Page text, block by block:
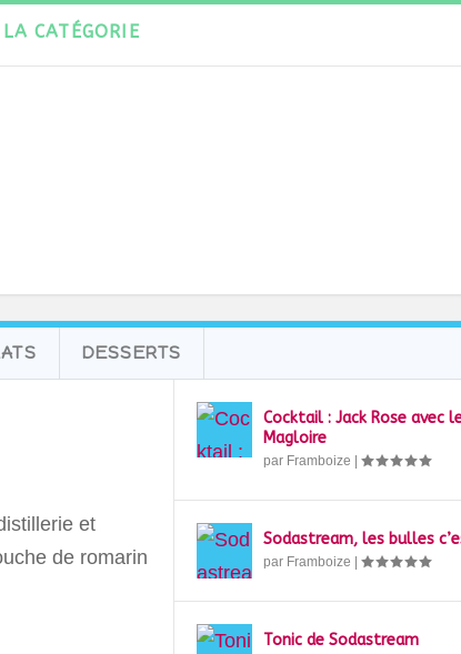
CATÉGORIE
DESSERTS
et
de romarin
Cocktail : Jack Rose avec
Magloire
par Framboize |
Sodastream, les bulles
par Framboize |
Tonic de Sodastream